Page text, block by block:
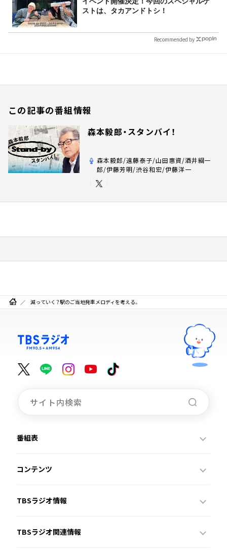
ストは、タカアンドトシ！
Recommended by
この記事の番組情報
森本毅郎・スタンバイ！
森本毅郎/遠藤泰子/山田惠資/酒井綱一
郎/伊藤芳明/渋谷和宏/伊藤洋一
減っていく？駅のご当地発車メロディを考える。
番組表
コンテンツ
TBSラジオ情報
TBSラジオ関連情報